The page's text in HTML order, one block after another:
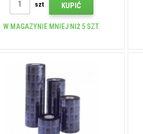
szt KUPIĆ
W MAGAZYNIE MNIEJ NIŻ 5 SZT.